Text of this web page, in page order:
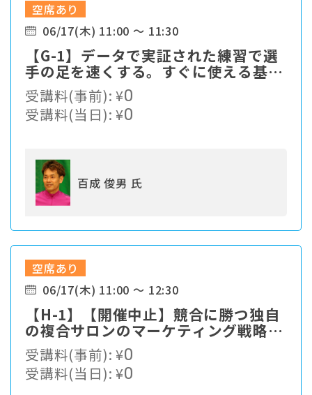
空席あり
06/17(木) 11:00 ～ 11:30
【G-1】データで実証された練習で選
手の足を速くする。すぐに使える基本
をお伝えします。
受講料(事前):¥0
受講料(当日):¥0
百成 俊男 氏
空席あり
06/17(木) 11:00 ～ 12:30
【H-1】【開催中止】競合に勝つ独自
の複合サロンのマーケティング戦略と
は？
受講料(事前):¥0
受講料(当日):¥0